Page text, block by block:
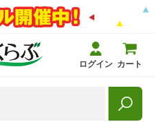
ログイン カート